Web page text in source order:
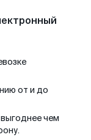
от и до
чем